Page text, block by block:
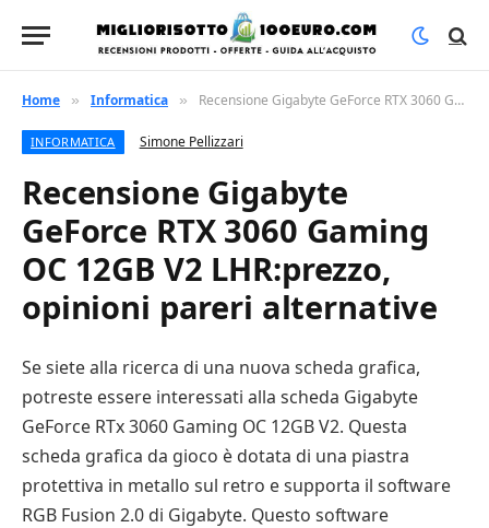
Home » Informatica » Recensione Gigabyte GeForce RTX 3060 Gaming OC 12GB V2 LHR:prezzo, opinioni pareri alternative
INFORMATICA Simone Pellizzari
Recensione Gigabyte
GeForce RTX 3060 Gaming
OC 12GB V2 LHR:prezzo,
opinioni pareri alternative
Se siete alla ricerca di una nuova scheda grafica,
potreste essere interessati alla scheda Gigabyte
GeForce RTx 3060 Gaming OC 12GB V2. Questa
scheda grafica da gioco è dotata di una piastra
protettiva in metallo sul retro e supporta il software
RGB Fusion 2.0 di Gigabyte. Questo software